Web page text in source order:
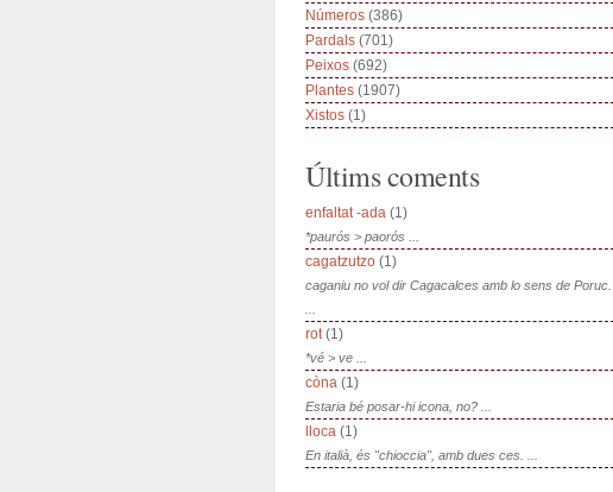
Números (386)
Pardals (701)
Peixos (692)
Plantes (1907)
Xistos (1)
Últims coments
enfaltat -ada (1)
*paurós > paorós ...
cagatzutzo (1)
caganiu no vol dir Cagacalces amb lo sens de Poruc.
rot(1)
*vé > ve ...
còna (1)
Estaria bé posar-hi icona, no? ...
lloca (1)
En italià, és "chioccia", amb dues ces. ...